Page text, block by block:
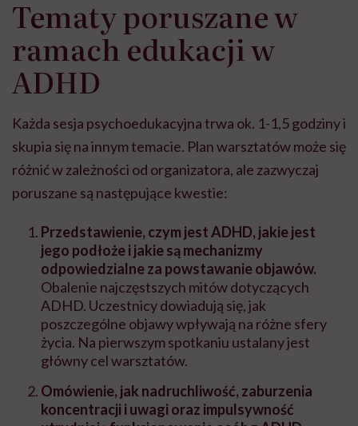
Tematy poruszane w
ramach edukacji w
ADHD
Każda sesja psychoedukacyjna trwa ok. 1-1,5 godziny i
skupia się na innym temacie. Plan warsztatów może się
różnić w zależności od organizatora, ale zazwyczaj
poruszane są następujące kwestie:
Przedstawienie, czym jest ADHD, jakie jest
jego podłoże i jakie są mechanizmy
odpowiedzialne za powstawanie objawów.
Obalenie najczęstszych mitów dotyczących
ADHD. Uczestnicy dowiadują się, jak
poszczególne objawy wpływają na różne sfery
życia. Na pierwszym spotkaniu ustalany jest
główny cel warsztatów.
Omówienie, jak nadruchliwość, zaburzenia
koncentracji i uwagi oraz impulsywność